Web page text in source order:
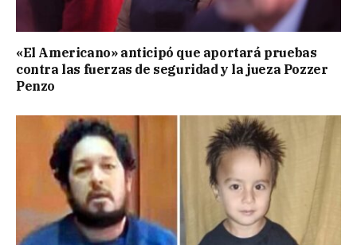
«El Americano» anticipó que aportará pruebas
contra las fuerzas de seguridad y la jueza Pozzer
Penzo